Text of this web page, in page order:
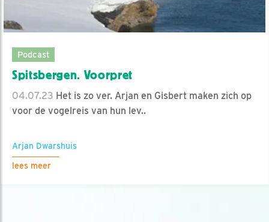
Podcast
Spitsbergen. Voorpret
04.07.23 Het is zo ver. Arjan en Gisbert maken zich op
voor de vogelreis van hun lev..
Arjan Dwarshuis
lees meer